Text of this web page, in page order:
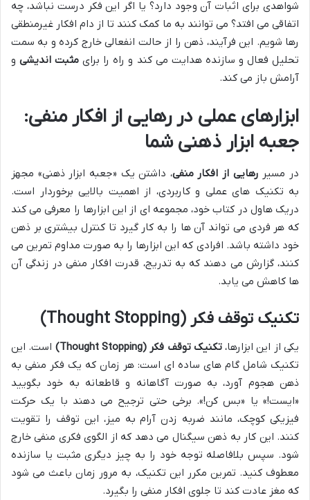
شواهدی برای اثبات آن وجود دارد؟ یا اگر این فکر درست نباشد، چه
اتفاقی می افتد؟ می توانند به ما کمک کنند تا از دام افکار غیرمنطقی
رها شویم. این فرآیند، ذهن را از حالت انفعالی خارج کرده و به سمت
تحلیل فعال و سازنده هدایت می کند و راه را برای مثبت اندیشیو
آرامش باز می کند.
ابزارهای عملی در رهایی از افکار منفی:
جعبه ابزار ذهنی شما
در مسیر رهایی از افکار منفی، داشتن یک «جعبه ابزار ذهنی» مجهز
به تکنیک های عملی و کاربردی، از اهمیت بالایی برخوردار است.
دریک هاول در کتاب خود، مجموعه ای از این ابزارها را معرفی می کند
که هر فردی می تواند آن ها را به کار گیرد تا کنترل بیشتری بر ذهن
خود داشته باشد. افرادی که این ابزارها را به صورت مداوم تمرین می
کنند، گزارش می دهند که به تدریج، قدرت افکار منفی در زندگی آن
ها کاهش می یابد.
تکنیک توقف فکر (Thought Stopping)
یکی از این ابزارها،تکنیک توقف فکر (Thought Stopping)
است. این
تکنیک شامل گام های ساده ای است: هر زمان که یک فکر منفی به
ذهن هجوم آورد، به صورت آگاهانه و قاطعانه به خود بگویید
«ایست!» یا «بس کن!». برخی حتی ترجیح می دهند با یک حرکت
فیزیکی کوچک، مانند ضربه زدن آرام به میز، این توقف را تقویت
کنند. این کار به ذهن سیگنال می دهد که از الگوی فکری منفی خارج
شود. سپس بلافاصله توجه خود را به چیز دیگری مثبت یا سازنده
معطوف کنید. تمرین مکرر این تکنیک، به مرور زمان باعث می شود
که مغز عادت کند تا جلوی افکار منفی را بگیرد.